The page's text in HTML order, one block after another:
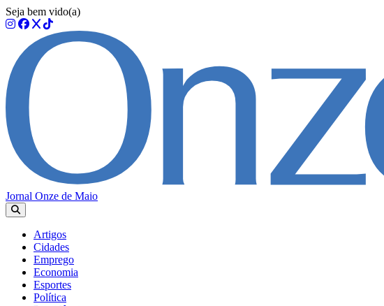
Seja bem vido(a)
Jornal Onze de Maio
Artigos
Cidades
Emprego
Economia
Esportes
Política